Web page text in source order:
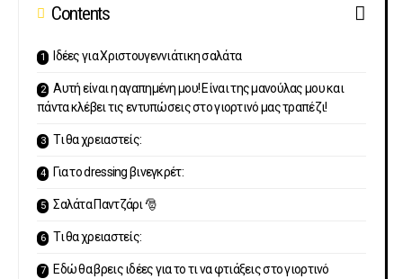
Contents
Ιδέες για Χριστουγεννιάτικη σαλάτα
Αυτή είναι η αγαπημένη μου! Είναι της μανούλας μου και
πάντα κλέβει τις εντυπώσεις στο γιορτινό μας τραπέζι!
Τι θα χρειαστείς:
Για το dressing βινεγκρέτ:
Σαλάτα Παντζάρι 🎅
Τι θα χρειαστείς:
Εδώ θα βρεις ιδέες για το τι να φτιάξεις στο γιορτινό